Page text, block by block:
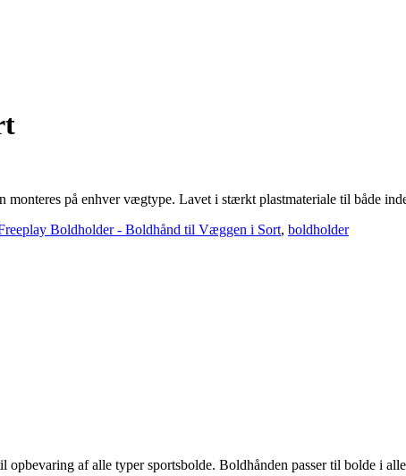
på enhver vægtype. Lavet i stærkt plastmateriale til både
Boldholder - Boldhånd til Væggen i Sort, boldholder
af alle typer sportsbolde. Boldhånden passer til bolde i